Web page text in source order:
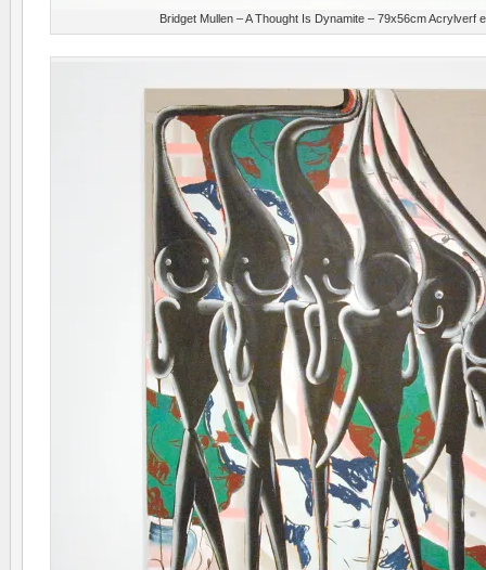
Bridget Mullen – A Thought Is Dynamite – 79x56cm Acrylverf